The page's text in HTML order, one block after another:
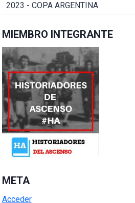
2023 - COPA ARGENTINA
MIEMBRO INTEGRANTE
META
Acceder